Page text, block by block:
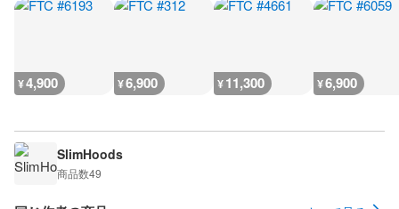
¥4,900 ¥6,900 ¥11,300 ¥6,900
SlimHoods
商品数49